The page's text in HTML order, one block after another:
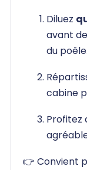
Diluez
avant
du poêle.
cabine
Profitez
👉 Convient